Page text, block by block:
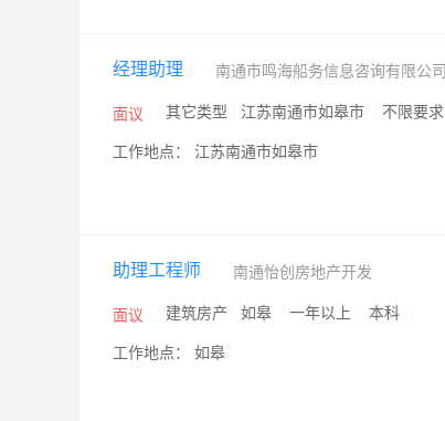
经理助理 南通市鸣海船务信息咨询有限公司
面议 其它类型 江苏南通市如皋市 不限要求
工作地点： 江苏南通市如皋市
助理工程师 南通怡创房地产开发
面议 建筑房产 如皋 一年以上 本科
工作地点： 如皋